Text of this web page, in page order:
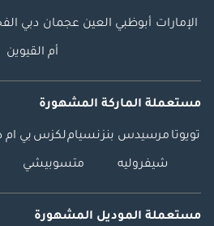
الإمارات أبوظبي العين عجمان دبي
أم القيوين
مستعملة الماركة المشهورة
تويوتا مرسيدس بنزنسياملكزس بي ام
شيفروليه متسوبيشي
مستعملة الموديل المشهورة